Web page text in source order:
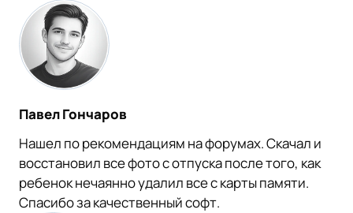
Павел Гончаров
Нашел по рекомендациям на форумах. Скачал и
восстановил все фото с отпуска после того, как
ребенок нечаянно удалил все с карты памяти.
Спасибо за качественный софт.